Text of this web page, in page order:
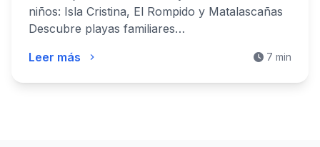
niños: Isla Cristina, El Rompido y Matalascañas
Descubre playas familiares…
Leer más
7 min